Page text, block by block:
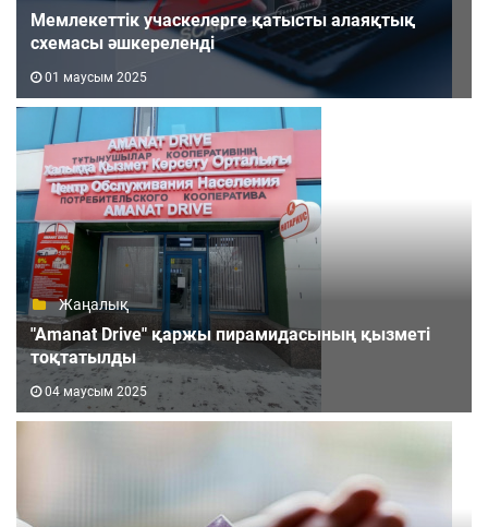
Мемлекеттік учаскелерге қатысты алаяқтық
схемасы әшкереленді
01 маусым 2025
Жаңалық
"Amanat Drive" қаржы пирамидасының қызметі
тоқтатылды
04 маусым 2025